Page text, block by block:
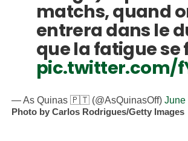
matchs, quand
entrera dans le
que la fatigue se
pic.twitter.com/
— As Quinas 🇵🇹 (@AsQuinasOff) June
Photo by Carlos Rodrigues/Getty Images